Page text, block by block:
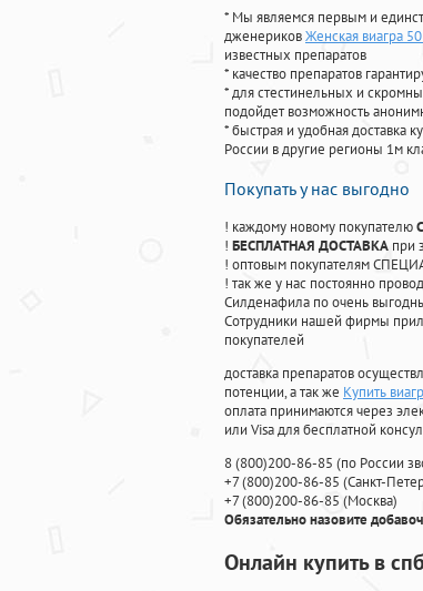
* Мы являемся первым и
дженериковЖенская виагра
известных препаратов
* качество препаратов
* для стестинельных и
подойдет возможность
* быстрая и удобная доставка
России в другие регионы 1м
Покупать у нас выгодно
! каждому новому покупателю
! БЕСПЛАТНАЯ ДОСТАВКА при
! оптовым покупателям
! так же у нас постоянно
Силденафила по очень
Cотрудники нашей фирмы
покупателей
доставка препаратов
потенции, а так же Купить
оплата принимаются через
или Visa для бесплатной
8(800)200-86-85 (по России
+7(800)200-86-85 (Санкт-
+7(800)200-86-85 (Москва)
Обязательно назовите
Онлайн купить в